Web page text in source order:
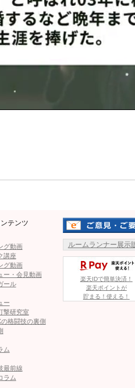
東京の深夜バラエティ番組
ツ」（現在ABEMAで放送
ンドガールを務めたことが
次戦は生観戦！会場で一緒
を獲得したレースクイーン
間近で見ていたけど、迫力
。
ことを楽しみにしてい
い。
恵比寿マスカッツ」メンバー
えいみ、キックでボディメイ
テンツ
グ動画
講座
グ動画
ー・会見動画
ール
ー
撃研究室
格闘技の裏側
ム
最前線
ラム
ルームランナー展示
楽天IDで簡単決済！
楽天ポイントが
貯まる！使える！